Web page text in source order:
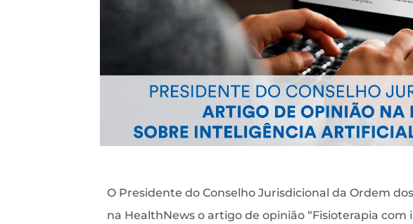
O Presidente do Conselho Jurisdicional da Ordem
na HealthNews o artigo de opinião “Fisioterapia